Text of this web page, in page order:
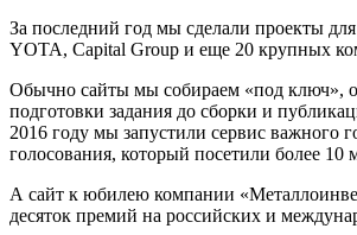
За последний год мы сделали проекты
YOTA, Capital Group и еще 20 крупных
Обычно сайты мы собираем «под ключ»,
подготовки задания до сборки и
2016 году мы запустили сервис важного
голосования, который посетили более 10
А сайт к юбилею компании
десяток премий на российских и